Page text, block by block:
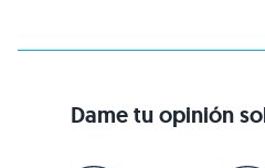
Dame tu opinión